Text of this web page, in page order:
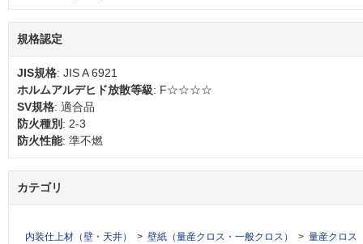
規格認定
JIS規格: JIS A 6921
ホルムアルデヒド放散等級: F☆☆☆☆
SV規格: 適合品
防火種別 : 2-3
防火性能: 準不燃
カテゴリ
内装仕上材（壁・天井） 壁紙（量産クロス・一般クロス） 量産クロス